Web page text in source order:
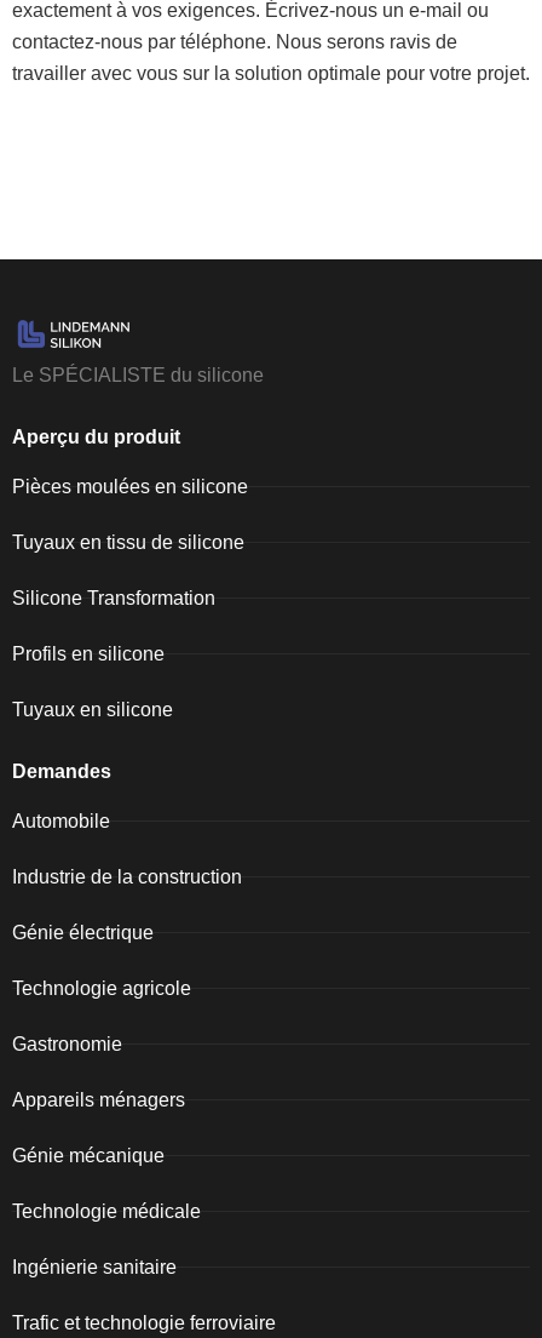
exactement à vos exigences. Écrivez-nous un e-mail ou
contactez-nous par téléphone. Nous serons ravis de
travailler avec vous sur la solution optimale pour votre projet.
Le SPÉCIALISTE du silicone
Aperçu du produit
Pièces moulées en silicone
Tuyaux en tissu de silicone
Silicone Transformation
Profils en silicone
Tuyaux en silicone
Demandes
Automobile
Industrie de la construction
Génie électrique
Technologie agricole
Gastronomie
Appareils ménagers
Génie mécanique
Technologie médicale
Ingénierie sanitaire
Trafic et technologie ferroviaire